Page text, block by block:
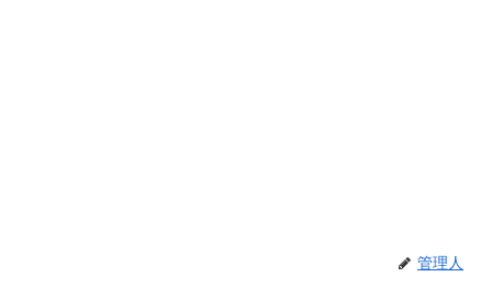
管理人